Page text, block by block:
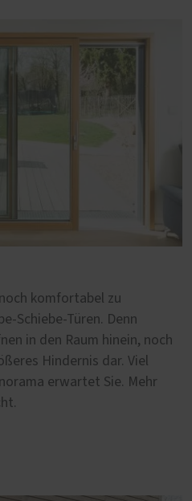
komfortabel zu
Schiebe-Türen. Denn
in den Raum hinein, noch
Hindernis dar. Viel
erwartet Sie. Mehr